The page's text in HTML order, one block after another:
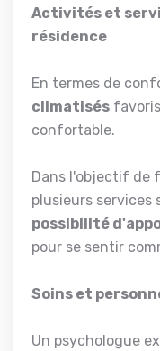
Activités et
résidence
En termes de
climatisés
confortable.
Dans l'objectif de
plusieurs services
possibilité
pour se sentir
Soins et
Un psychologue